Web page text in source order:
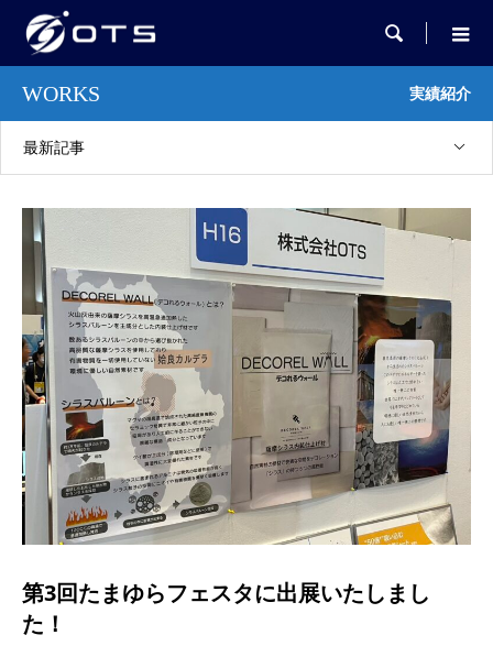

WORKS 実績紹介
最新記事
第3回たまゆらフェスタに出展いたしまし
た！